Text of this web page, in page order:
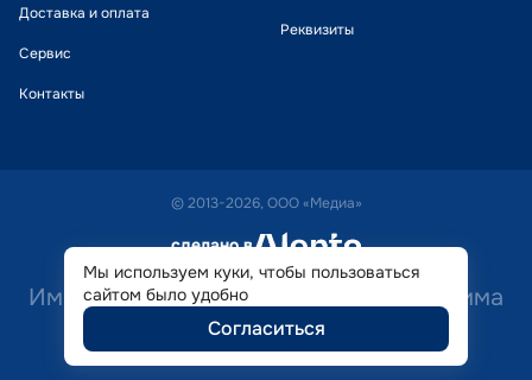
Доставка и оплата
Сервис
Контакты
Реквизиты
© 2013-2026, ООО «Медиа»
сделано в alente
Имеются противопоказания. Необходима
консультация специалиста.
Мы используем куки, чтобы пользоваться
сайтом было удобно
Согласиться